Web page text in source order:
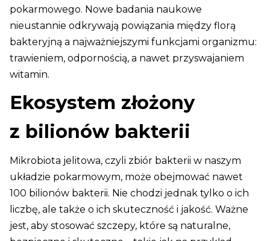
pokarmowego. Nowe badania naukowe
nieustannie odkrywają powiązania między florą
bakteryjną a najważniejszymi funkcjami organizmu:
trawieniem, odpornością, a nawet przyswajaniem
witamin.
Ekosystem złożony
z bilionów bakterii
Mikrobiota jelitowa, czyli zbiór bakterii w naszym
układzie pokarmowym, może obejmować nawet
100 bilionów bakterii. Nie chodzi jednak tylko o ich
liczbę, ale także o ich skuteczność i jakość. Ważne
jest, aby stosować szczepy, które są naturalne,